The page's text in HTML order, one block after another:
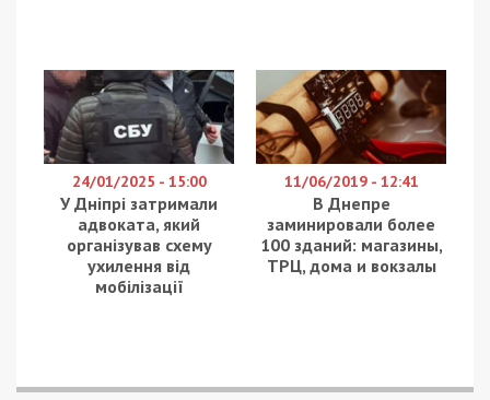
24/01/2025 - 15:00
У Дніпрі затримали
адвоката, який
організував схему
ухилення від
мобілізації
11/06/2019 - 12:41
В Днепре
заминировали более
100 зданий: магазины,
ТРЦ, дома и вокзалы